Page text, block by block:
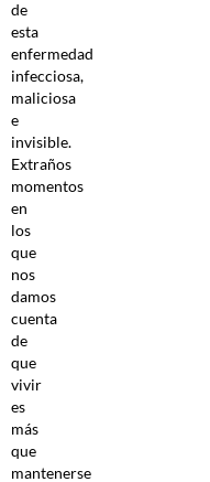
de
esta
enfermedad
infecciosa,
maliciosa
e
invisible.
Extraños
momentos
en
los
que
nos
damos
cuenta
de
que
vivir
es
más
que
mantenerse